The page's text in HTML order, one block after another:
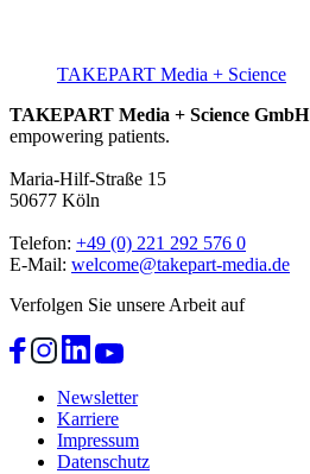
TAKEPART Media + Science
TAKEPART Media + Science GmbH
empowering patients.
Maria-Hilf-Straße 15
50677 Köln
Telefon: +49 (0) 221 292 576 0
E-Mail: welcome@takepart-media.de
Verfolgen Sie unsere Arbeit auf
Newsletter
Karriere
Impressum
Datenschutz